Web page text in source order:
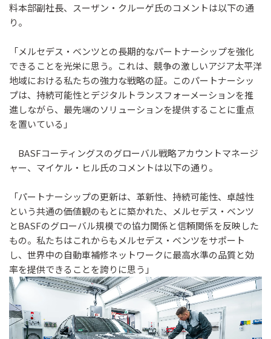
料本部副社長、スーザン・クルーゲ氏のコメントは以下の通
り。
「メルセデス・ベンツとの長期的なパートナーシップを強化
できることを光栄に思う。これは、競争の激しいアジア太平洋
地域における私たちの強力な戦略の証。このパートナーシッ
プは、持続可能性とデジタルトランスフォーメーションを推
進しながら、最先端のソリューションを提供することに重点
を置いている」
BASFコーティングスのグローバル戦略アカウントマネージ
ャー、マイケル・ヒル氏のコメントは以下の通り。
「パートナーシップの更新は、革新性、持続可能性、卓越性
という共通の価値観のもとに築かれた、メルセデス・ベンツ
とBASFのグローバル規模での協力関係と信頼関係を反映した
もの。私たちはこれからもメルセデス・ベンツをサポート
し、世界中の自動車補修ネットワークに最高水準の品質と効
率を提供できることを誇りに思う」